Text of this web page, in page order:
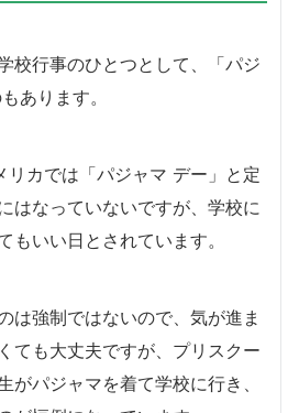
校行事のひとつとして、「パジ
あります。
リカでは「パジャマ デー」と定
はなっていないですが、学校に
もいい日とされています。
は強制ではないので、気が進ま
ても大丈夫ですが、プリスクー
がパジャマを着て学校に行き、